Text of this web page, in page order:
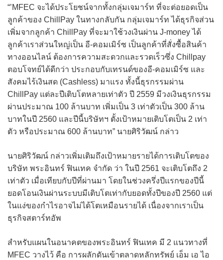
“’MFEC จะได้ประโยชน์จากทั้งกลุ่มเจมาร์ท ที่จะต่อยอดเป็น
ลูกค้าของ ChillPay ในทางกลับกัน กลุ่มเจมาร์ท ได้ธุรกิจส่วน
เพิ่มจากลูกค้า ChillPay ที่จะมาใช้วงเงินผ่าน J-money ได้
ลูกค้าเราส่วนใหญ่เป็น อี-คอมเมิร์ซ เป็นลูกค้าที่สั่งซื้อสินค้า
ทางออนไลน์ ต้องการความสะดวกและรวดเร็วซึ่ง Chillpay
ตอบโจทย์ได้ดีกว่า ประกอบกับเทรนด์ของอี-คอมเมิร์ซ และ
สังคมไร้เงินสด (Cashless) มาแรง ทั้งนี้ธุรกรรมผ่าน
ChillPay แต่ละปีเติบโตหลายเท่าตัว ปี 2559 มีวงเงินธุรกรรม
ผ่านประมาณ 100 ล้านบาท เพิ่มเป็น 3 เท่าตัวเป็น 300 ล้าน
บาทในปี 2560 และปีนี้บริษัทฯ ตั้งเป้าหมายเติบโตเป็น 2 เท่า
ตัว หรือประมาณ 600 ล้านบาท” นายศิริวัฒน์ กล่าว
นายศิริวัฒน์ กล่าวเพิ่มเติมถึงเป้าหมายรายได้การเติบโตของ
บริษัท พระอินทร์ ฟินเทค จำกัด ว่า ในปี 2561 จะเติบโตถึง 2
เท่าตัว เมื่อเทียบกับปีที่ผ่านมา โดยในช่วงครึ่งปีแรกของปีนี้
ยอดโอนเงินผ่านระบบมีเติบโตเท่ากับยอดทั้งปีของปี 2560 แต่
ในแง่ของกำไรอาจไม่ได้โตเหมือนรายได้ เนื่องจากเราเป็น
ธุรกิจสตาร์ทอัพ
สำหรับแผนในอนาคตของพระอินทร์ ฟินเทค มี 2 แนวทางที่
MFEC วางไว้ คือ การผลักดันเข้าตลาดหลักทรัพย์ เอ็ม เอ ไอ